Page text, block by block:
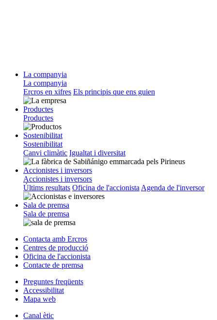
La companyia
La companyia
Ercros en xifres Els principis que ens guien
Productes
Productes
Sostenibilitat
Sostenibilitat
Canvi climàtic Igualtat i diversitat
Accionistes i inversors
Accionistes i inversors
Últims resultats Oficina de l'accionista Agenda de l'inversor
Sala de premsa
Sala de premsa
Contacta amb Ercros
Centres de producció
Oficina de l'accionista
Contacte de premsa
Preguntes freqüents
Accessibilitat
Mapa web
Canal ètic